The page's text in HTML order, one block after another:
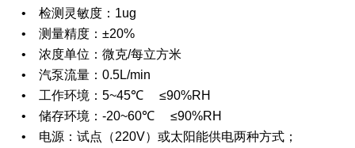
• 检测灵敏度：1ug
• 测量精度：±20%
• 浓度单位：微克/每立方米
• 汽泵流量：0.5L/min
• 工作环境：5~45℃ ≤90%RH
• 储存环境：-20~60℃ ≤90%RH
• 电源：试点（220V）或太阳能供电两种方式；